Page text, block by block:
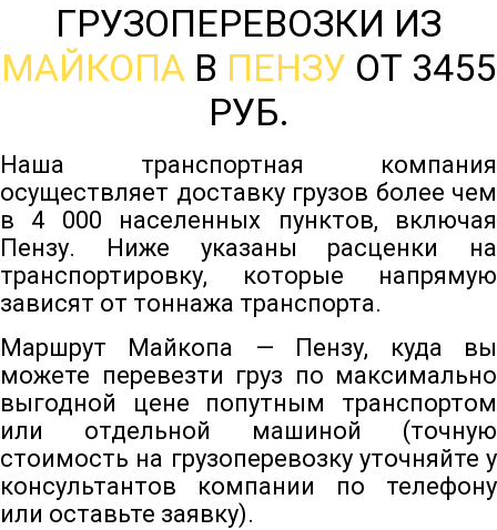
ГРУЗОПЕРЕВОЗКИ ИЗ
МАЙКОПА В ПЕНЗУ ОТ 3455
РУБ.
Наша транспортная компания
осуществляет доставку грузов более чем
в 4 000 населенных пунктов, включая
Пензу. Ниже указаны расценки на
транспортировку, которые напрямую
зависят от тоннажа транспорта.
Маршрут Майкопа — Пензу, куда вы
можете перевезти груз по максимально
выгодной цене попутным транспортом
или отдельной машиной (точную
стоимость на грузоперевозку уточняйте у
консультантов компании по телефону
или оставьте заявку).